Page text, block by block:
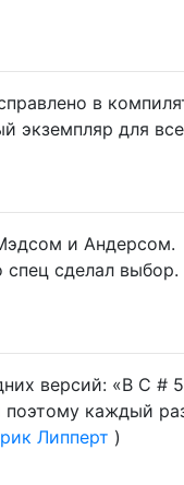
в
экземпляр для
и Андерсом.
сделал выбор.
версий: «В C # 5
поэтому каждый
Липперт )